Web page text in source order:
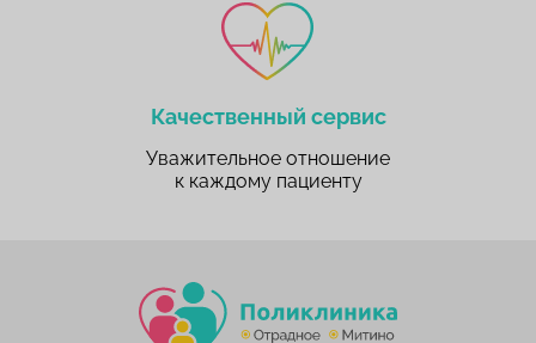
Качественный сервис
Уважительное отношение
к каждому пациенту